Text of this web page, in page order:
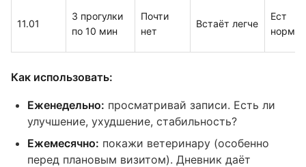
11.01
3 прогулки
по 10 мин
Почти
нет
Встаёт легче
Ест
Как использовать:
Еженедельно: просматривай записи. Есть ли
улучшение, ухудшение, стабильность?
Ежемесячно: покажи ветеринару (особенно
перед плановым визитом). Дневник даёт